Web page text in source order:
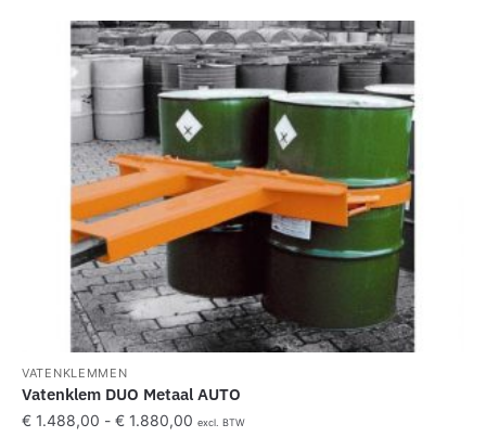
VATENKLEMMEN
Vatenklem DUO Metaal AUTO
€ 1.488,00 - € 1.880,00 excl. BTW